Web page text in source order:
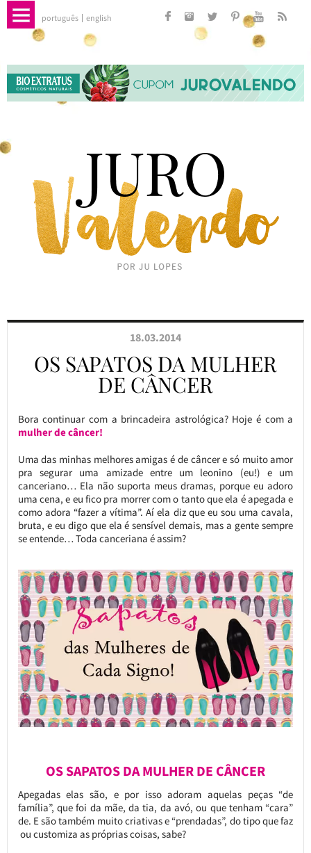
português english
18.03.2014
OS SAPATOS DA MULHER
DE CÂNCER
Bora continuar com a brincadeira astrológica? Hoje é com a
mulher de câncer!
Uma das minhas melhores amigas é de câncer e só muito amor
pra segurar uma amizade entre um leonino (eu!) e um
canceriano… Ela não suporta meus dramas, porque eu adoro
uma cena, e eu fico pra morrer com o tanto que ela é apegada e
como adora “fazer a vítima”. Aí ela diz que eu sou uma cavala,
bruta, e eu digo que ela é sensível demais, mas a gente sempre
se entende… Toda canceriana é assim?
OS SAPATOS DA MULHER DE CÂNCER
Apegadas elas são, e por isso adoram aquelas peças “de
família”, que foi da mãe, da tia, da avó, ou que tenham “cara”
de. E são também muito criativas e “prendadas”, do tipo que faz
ou customiza as próprias coisas, sabe?